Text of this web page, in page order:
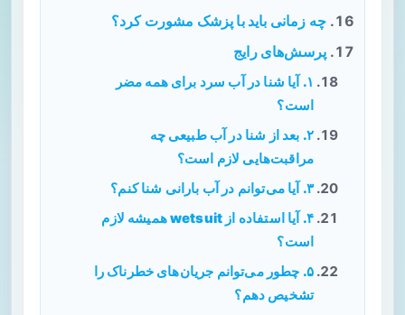
چه زمانی باید با پزشک مشورت کرد؟
پرسش‌های رایج
۱. آیا شنا در آب سرد برای همه مضر
است؟
۲. بعد از شنا در آب طبیعی چه
مراقبت‌هایی لازم است؟
۳. آیا می‌توانم در آب بارانی شنا کنم؟
۴. آیا استفاده از wetsuit همیشه لازم
است؟
۵. چطور می‌توانم جریان‌های خطرناک را
تشخیص دهم؟